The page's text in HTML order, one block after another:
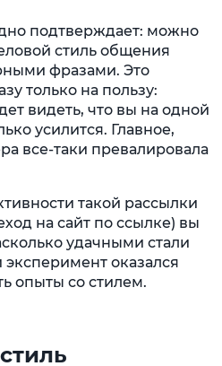
подтверждает: можно
стиль общения
фразами. Это
только на пользу:
видеть, что вы на одной
усилится. Главное,
все-таки превалировала
такой рассылки
на сайт по ссылке) вы
удачными стали
оказался
опыты со стилем.